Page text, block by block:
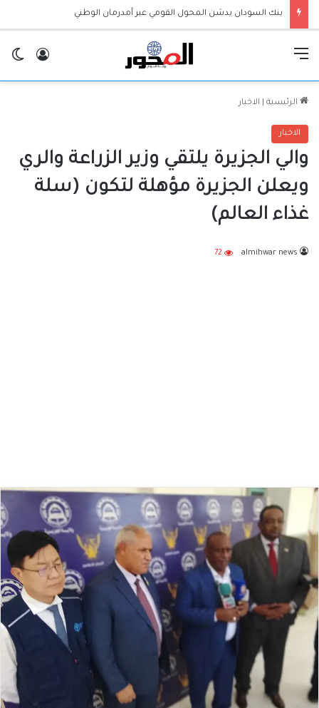
بنك السودان يدشن المحول القومي عبر أمدرمان الوطني
الرئيسية الاخبار
الاخبار
والي الجزيرة يلتقي وزير الزراعة والري
ويعلن الجزيرة مؤهلة لتكون (سلة
غذاء العالم)
almihwar news
72